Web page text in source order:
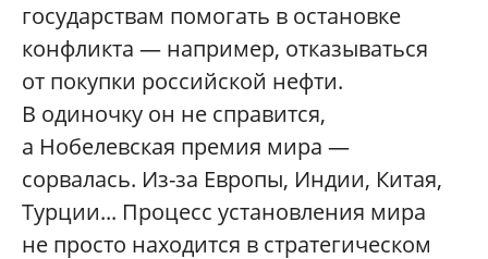
государствам помогать в остановке
конфликта — например, отказываться
от покупки российской нефти.
В одиночку он не справится,
а Нобелевская премия мира —
сорвалась. Из-за Европы, Индии, Китая,
Турции... Процесс установления мира
не просто находится в стратегическом